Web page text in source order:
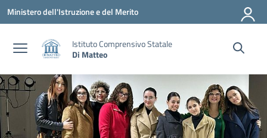
Vai ai contenuti
Vai al menu di navigazione
Vai al footer
Ministero dell'Istruzione e del Merito
Istituto Comprensivo Statale
Di Matteo